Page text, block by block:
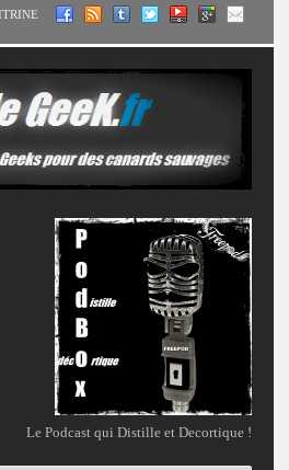
Le Podcast qui Distille et Decortique !